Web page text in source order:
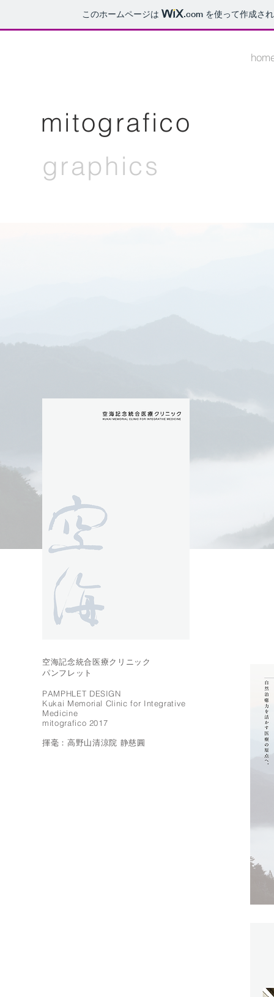
このホームページは .comを使って作成さ
mitografico
graphics
空海記念統合医療クリニック
パンフレット
PAMPHLET DESIGN
Kukai Memorial Clinic for Integrative
Medicine
mitografico 2017
揮毫：高野山清涼院 静慈圓